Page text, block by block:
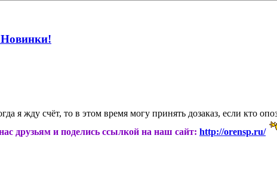
я жду счёт, то в этом время могу принять дозаказ, если кто
друзьям и поделись ссылкой на наш сайт: http://orensp.ru/